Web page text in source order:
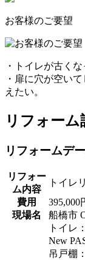
お客様のご要望
・トイレが古く
・扉に穴が空い
えたい。
リフォーム
リフォームデ
リフォー
ム内容
トイレ
費用
395,000
現場名
船橋市
トイレ
New
吊戸棚